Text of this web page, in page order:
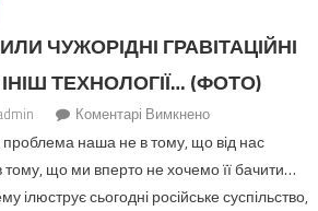
ЧУЖОРІДНІ ГРАВІТАЦІЙНІ
ТЕХНОЛОГІЇ… (ФОТО)
Коментарі Вимкненодо
ЦРУ
розсекретили
чужорідні
наша не в тому, що від нас
що ми вперто не хочемо її бачити…
ілюструє сьогодні російське суспільство,